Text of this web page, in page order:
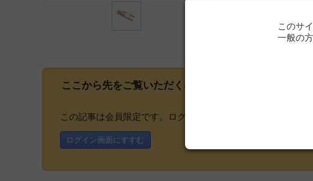
ここから先をご覧いただくには、
この記事は会員限定です。ログインまたはご登録いただくと
ログイン画面にすすむ
このサ
一般の